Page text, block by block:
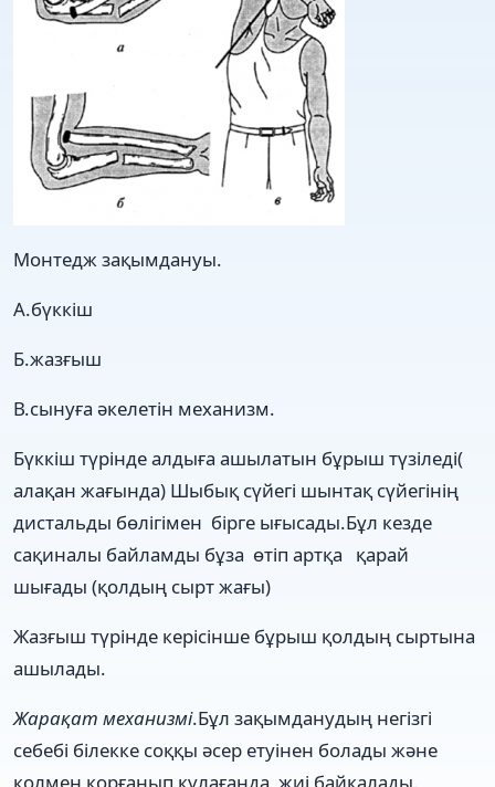
Монтедж зақымдануы.
А.бүккіш
Б.жазғыш
В.сынуға әкелетін механизм.
Бүккіш түрінде алдыға ашылатын бұрыш түзіледі(
алақан жағында) Шыбық сүйегі шынтақ сүйегінің
дистальды бөлігімен бірге ығысады.Бұл кезде
сақиналы байламды бұза өтіп артқа қарай
шығады (қолдың сырт жағы)
Жазғыш түрінде керісінше бұрыш қолдың сыртына
ашылады.
Жарақат механизмі.Бұл зақымданудың негізгі
себебі білекке соққы әсер етуінен болады және
қолмен қорғанып құлағанда жиі байқалады.